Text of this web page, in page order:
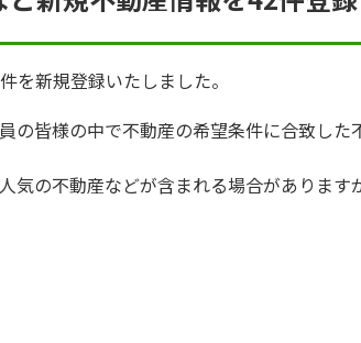
を新規登録いたしました。
の皆様の中で不動産の希望条件に合致し
気の不動産などが含まれる場合がありま